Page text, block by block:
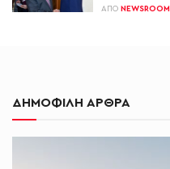
ΑΠΌ NEWSROOM
ΔΗΜΟΦΙΛΗ ΑΡΘΡΑ